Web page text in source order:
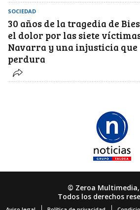
SOCIEDAD
30 años de la tragedia de
el dolor por las siete
Navarra y una injusticia que
perdura
© Zeroa Multimedia,
Todos los derechos